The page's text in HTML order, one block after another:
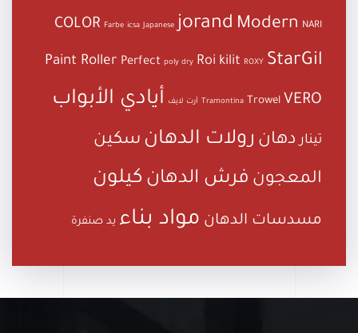
COLOR Farbe icsa Japanese jorand Modern NARI
Paint Roller Perfect poly dry Roi kilit ROXY StarGil
Tramontina Trowel VERO آرت لايف أيادي الأبواب
تينار دهان رولات الدهان سكين
المعجون فرش الدهان كيلون
مسدسات الدهان مواد بناء يد صنفرة